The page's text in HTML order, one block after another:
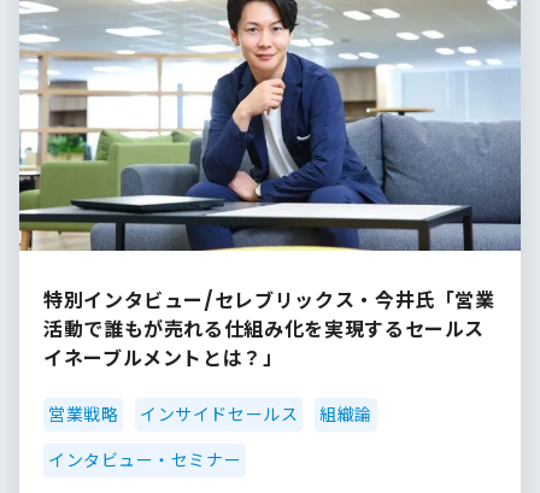
特別インタビュー/セレブリックス・今井氏「営業
活動で誰もが売れる仕組み化を実現するセールス
イネーブルメントとは？」
営業戦略 インサイドセールス
組織論
インタビュー・セミナー